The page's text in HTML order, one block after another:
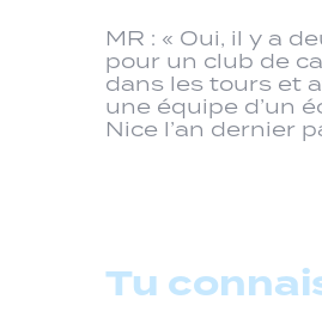
MR : « Oui, il y a
pour un club de
dans les tours et
une équipe d’un
Nice l’an dernier
Tu